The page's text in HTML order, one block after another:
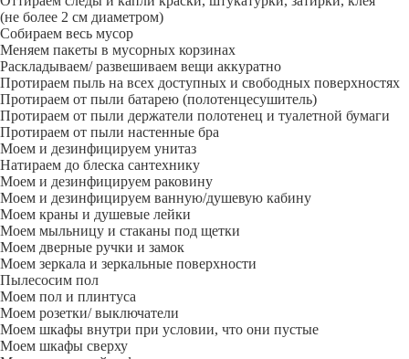
(не более 2 см диаметром)
Собираем весь мусор
Меняем пакеты в мусорных корзинах
Раскладываем/ развешиваем вещи аккуратно
Протираем пыль на всех доступных и свободных поверхностях
Протираем от пыли батарею (полотенцесушитель)
Протираем от пыли держатели полотенец и туалетной бумаги
Протираем от пыли настенные бра
Моем и дезинфицируем унитаз
Натираем до блеска сантехнику
Моем и дезинфицируем раковину
Моем и дезинфицируем ванную/душевую кабину
Моем краны и душевые лейки
Моем мыльницу и стаканы под щетки
Моем дверные ручки и замок
Моем зеркала и зеркальные поверхности
Пылесосим пол
Моем пол и плинтуса
Моем розетки/ выключатели
Моем шкафы внутри при условии, что они пустые
Моем шкафы сверху